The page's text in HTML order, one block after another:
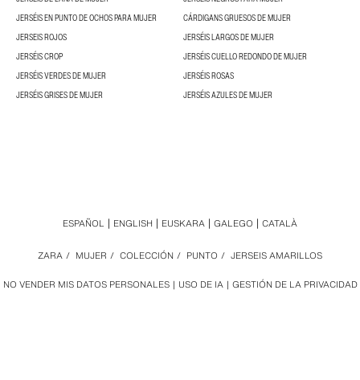
JERSÉIS EN PUNTO DE OCHOS PARA MUJER
CÁRDIGANS GRUESOS DE MUJER
JERSEIS ROJOS
JERSÉIS LARGOS DE MUJER
JERSÉIS CROP
JERSÉIS CUELLO REDONDO DE MUJER
JERSÉIS VERDES DE MUJER
JERSÉIS ROSAS
JERSÉIS GRISES DE MUJER
JERSÉIS AZULES DE MUJER
NO VENDER MIS DATOS PERSONALES USO DE IA GESTIÓN DE LA PRIVACIDAD
ZARA / MUJER / COLECCIÓN / PUNTO / JERSEIS AMARILLOS
ESPAÑOL ENGLISH EUSKARA GALEGO CATALÀ